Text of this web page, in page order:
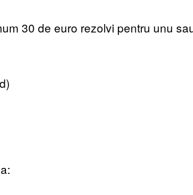
30 de euro rezolvi pentru unu